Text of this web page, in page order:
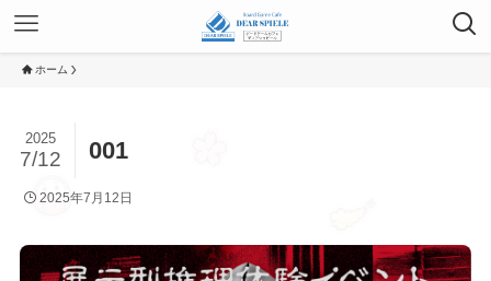
ホーム
001
2025
7/12
2025年7月12日